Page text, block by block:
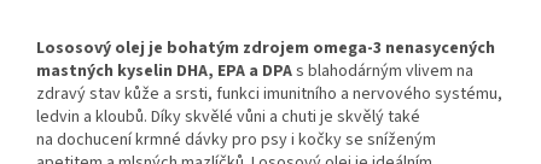
Lososový olej je bohatým zdrojem omega-3 nenasycených
mastných kyselin DHA, EPA a DPAs blahodárným vlivem na
zdravý stav kůže a srsti, funkci imunitního a nervového systému,
ledvin a kloubů. Díky skvělé vůni a chuti je skvělý také
na dochucení krmné dávky pro psy i kočky se sníženým